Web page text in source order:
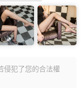
侵犯了您的合法權